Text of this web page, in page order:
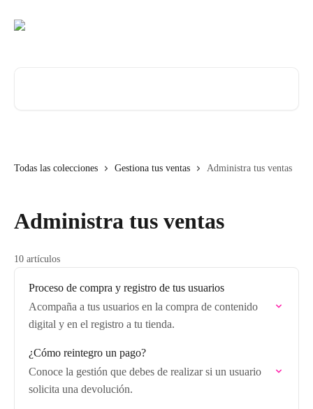
Todas las colecciones Gestiona tus ventas Administra tus ventas
Administra tus ventas
10 artículos
Proceso de compra y registro de tus usuarios
Acompaña a tus usuarios en la compra de contenido
digital y en el registro a tu tienda.
¿Cómo reintegro un pago?
Conoce la gestión que debes de realizar si un usuario
solicita una devolución.